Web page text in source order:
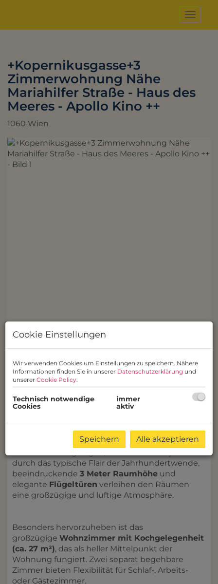
+Kopernikusgasse+3
Zimmerwohnung Nähe
Mariahilfer Straße - Haus des
Meeres - Apollo Kino ++
1060 Wien
Beschreibung
In einer der begehrtesten Lagen des 6. Bezirks,
direkt um die Ecke des ikonischen
Wiener Altbauwohnung eines
Jahrhundertwendhauses mit glatter Fassade.
durch das typische Flair der Jahrhundertwende,
beeindruckende 3 Meter Raumhöhe und
elegante Flügeltüren verleihen den Räumen
eine großzügige und luftige Atmosphäre.
Besonders hervorzuheben ist das
großzügige Wohnzimmer mit Kochgelegenheit
(ca. 27 m²), das als heller Mittelpunkt der
Wohnung fungiert. Zwei separat begehbare
Zimmer bieten Flexibilität für Schlaf-, Arbeits-
oder Gästezimmer.
Cookie Einstellungen
Wir verwenden Cookies um Einstellungen zu speichern. Nähere
Informationen finden Sie in unserer Datenschutzerklärung und
unserer Cookie Policy.
Technisch notwendige
Cookies
immer
aktiv
Speichern Alle akzeptieren